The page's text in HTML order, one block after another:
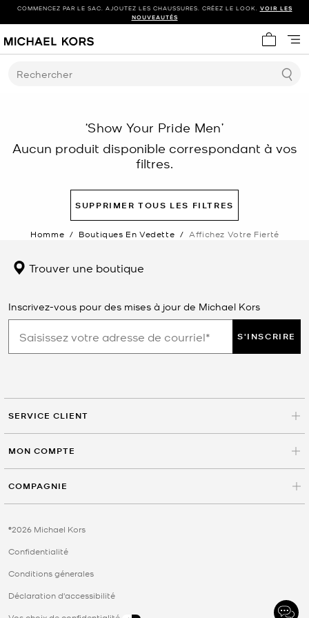
COMMENCEZ PAR LE SAC. AJOUTEZ LES CHAUSSURES. CRÉEZ LE LOOK. VOIR LES
NOUVEAUTÉS
Mon
Rechercher
‘Show Your Pride Men’
Aucun produit disponible correspondant à vos
filtres.
SUPPRIMER TOUS LES FILTRES
Homme / Boutiques En Vedette / Affichez Votre Fierté
Trouver une boutique
Inscrivez-vous pour des mises à jour de Michael Kors
S'INSCRIRE
SERVICE CLIENT
MON COMPTE
COMPAGNIE
©2026 Michael Kors
Confidentialité
Conditions génerales
Déclaration d'accessibilité